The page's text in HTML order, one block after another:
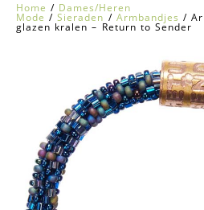
Home / Dames/Heren
Mode /Sieraden / Armbandjes /
glazen kralen – Return to Sender